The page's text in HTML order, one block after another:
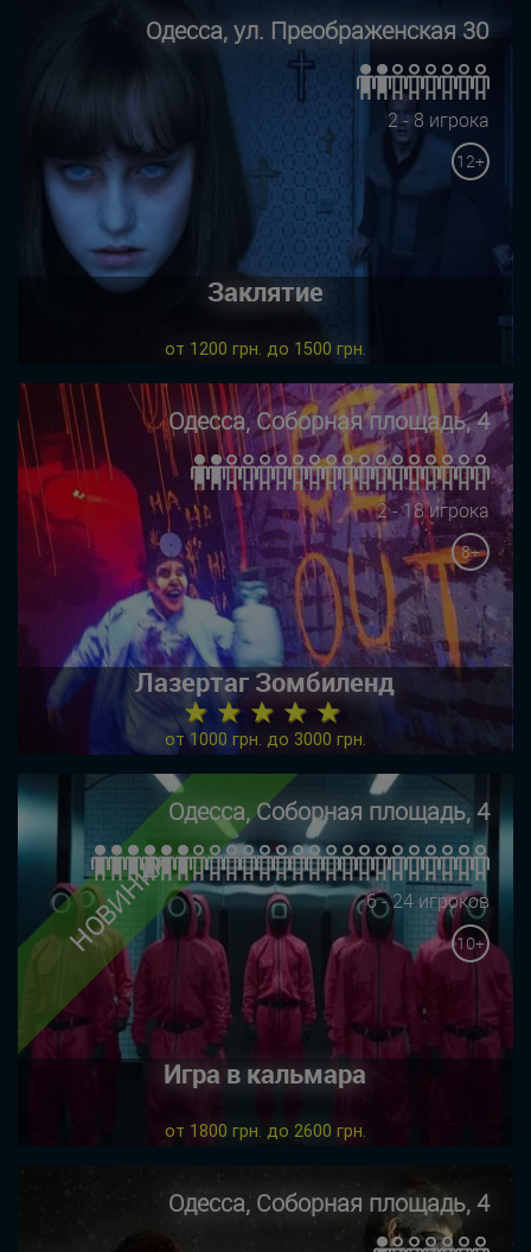
Одесса, ул. Преображенская 30
2 - 8 игрока
12+
Заклятие
от 1200 грн. до 1500 грн.
Одесса, Соборная площадь, 4
2 - 18 игрока
8+
Лазертаг Зомбиленд
★ ★ ★ ★ ★
от 1000 грн. до 3000 грн.
НОВИНКА
Одесса, Соборная площадь, 4
6 - 24 игроков
10+
Игра в кальмара
от 1800 грн. до 2600 грн.
Одесса, Соборная площадь, 4